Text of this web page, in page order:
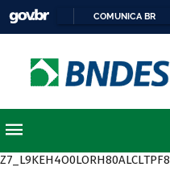
COMUNICA BR